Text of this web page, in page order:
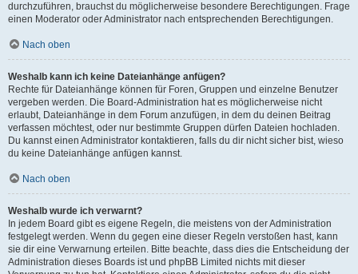
durchzuführen, brauchst du möglicherweise besondere Berechtigungen. Frage
einen Moderator oder Administrator nach entsprechenden Berechtigungen.
Nach oben
Weshalb kann ich keine Dateianhänge anfügen?
Rechte für Dateianhänge können für Foren, Gruppen und einzelne Benutzer
vergeben werden. Die Board-Administration hat es möglicherweise nicht
erlaubt, Dateianhänge in dem Forum anzufügen, in dem du deinen Beitrag
verfassen möchtest, oder nur bestimmte Gruppen dürfen Dateien hochladen.
Du kannst einen Administrator kontaktieren, falls du dir nicht sicher bist, wieso
du keine Dateianhänge anfügen kannst.
Nach oben
Weshalb wurde ich verwarnt?
In jedem Board gibt es eigene Regeln, die meistens von der Administration
festgelegt werden. Wenn du gegen eine dieser Regeln verstoßen hast, kann
sie dir eine Verwarnung erteilen. Bitte beachte, dass dies die Entscheidung der
Administration dieses Boards ist und phpBB Limited nichts mit dieser